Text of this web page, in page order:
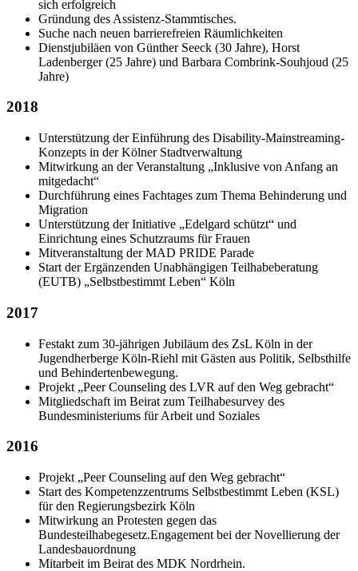
sich erfolgreich
Gründung des Assistenz-Stammtisches.
Suche nach neuen barrierefreien Räumlichkeiten
Dienstjubiläen von Günther Seeck (30 Jahre), Horst
Ladenberger (25 Jahre) und Barbara Combrink-Souhjoud (25
Jahre)
2018
Unterstützung der Einführung des Disability-Mainstreaming-
Konzepts in der Kölner Stadtverwaltung
Mitwirkung an der Veranstaltung „Inklusive von Anfang an
mitgedacht“
Durchführung eines Fachtages zum Thema Behinderung und
Migration
Unterstützung der Initiative „Edelgard schützt“ und
Einrichtung eines Schutzraums für Frauen
Mitveranstaltung der MAD PRIDE Parade
Start der Ergänzenden Unabhängigen Teilhabeberatung
(EUTB) „Selbstbestimmt Leben“ Köln
2017
Festakt zum 30-jährigen Jubiläum des ZsL Köln in der
Jugendherberge Köln-Riehl mit Gästen aus Politik, Selbsthilfe
und Behindertenbewegung.
Projekt „Peer Counseling des LVR auf den Weg gebracht“
Mitgliedschaft im Beirat zum Teilhabesurvey des
Bundesministeriums für Arbeit und Soziales
2016
Projekt „Peer Counseling auf den Weg gebracht“
Start des Kompetenzzentrums Selbstbestimmt Leben (KSL)
für den Regierungsbezirk Köln
Mitwirkung an Protesten gegen das
Bundesteilhabegesetz.Engagement bei der Novellierung der
Landesbauordnung
Mitarbeit im Beirat des MDK Nordrhein.